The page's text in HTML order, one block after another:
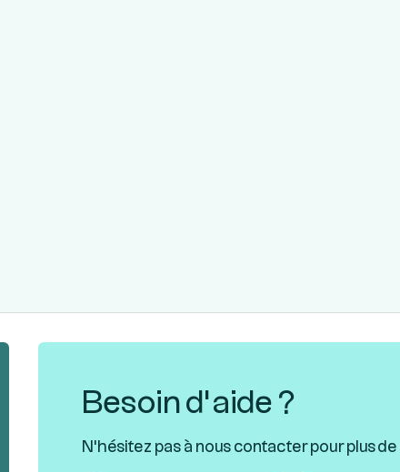
Besoin d’aide ?
N'hésitez pas à nous contacter pour plus